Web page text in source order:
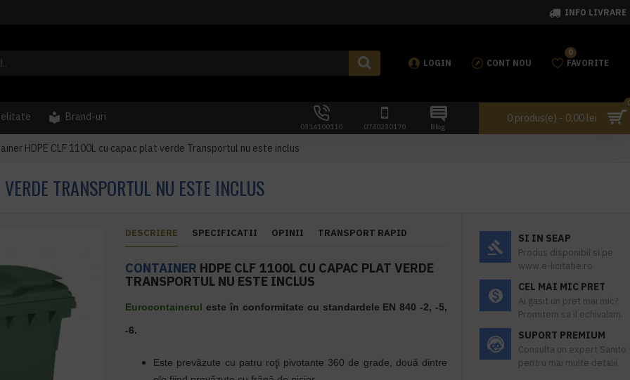
INFO LIVRARE
LOGIN CONT NOU FAVORITE
0
Brand-uri
0314100110 0740230170 Blog
0 produs(e) - 0,00 lei
HDPE CLF 1100L cu capac plat verde Transportul nu este inclus
TRANSPORTUL NU ESTE INCLUS
DESCRIERE SPECIFICATII OPINII TRANSPORT RAPID
CONTAINER HDPE CLF 1100L CU CAPAC PLAT VERDE
TRANSPORTUL NU ESTE INCLUS
Eurocontainerul este în conformitate cu standardele EN 840 -2, -5,
-6.
Este prevăzute cu patru roţi pivotante 360 de grade, două dintre
SI IN SEAP
Produs disponibil si pe
www.e-licitatie.ro
CEL MAI MIC PRET
Ai gasit un pret mai mic?
Promitem sa il echivalam.
SUPORT PREMIUM
Consulta un expert Sanito
pentru mai multe detalii